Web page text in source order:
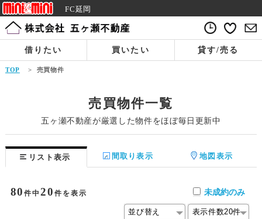
FC延岡
借りたい 買いたい 貸す/売る
TOP > 売買物件
売買物件一覧
五ヶ瀬不動産が厳選した物件をほぼ毎日更新中
リスト表示 間取り表示 地図表示
80件中20件を表示 未成約のみ